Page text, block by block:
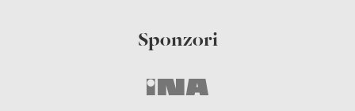
Sponzori